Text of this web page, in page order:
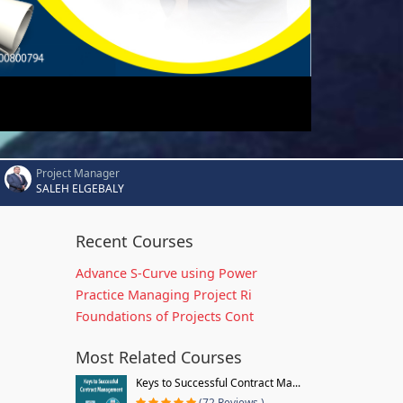
Project Manager
SALEH ELGEBALY
Recent Courses
Advance S-Curve using Power
Practice Managing Project Ri
Foundations of Projects Cont
Most Related Courses
Keys to Successful Contract Ma...